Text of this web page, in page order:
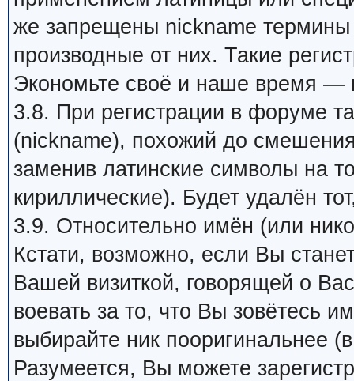
же запрещены nickname
производные от них. Такие
Экономьте своё и наше время —
3.8. При регистрации в форуме
(nickname), похожий до
заменив латинские символы на
кириллические). Будет удалён
3.9. Относительно имён (или
Кстати, возможно, если Вы
Вашей визиткой, говорящей о
воевать за то, что Вы зовётесь
выбирайте ник пооригинальнее
Разумеется, Вы можете